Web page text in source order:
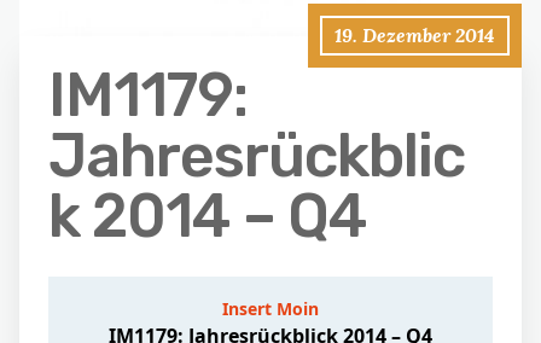
19. Dezember 2014
IM1179:
Jahresrückblic
k 2014 – Q4